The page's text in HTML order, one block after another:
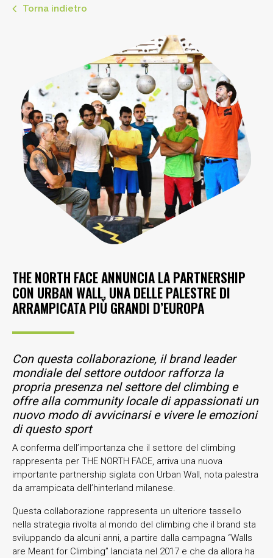
Torna indietro
THE NORTH FACE ANNUNCIA LA PARTNERSHIP
CON URBAN WALL, UNA DELLE PALESTRE DI
ARRAMPICATA PIÙ GRANDI D’EUROPA
Con questa collaborazione, il brand leader
mondiale del settore outdoor rafforza la
propria presenza nel settore del climbing e
offre alla community locale di appassionati un
nuovo modo di avvicinarsi e vivere le emozioni
di questo sport
A conferma dell’importanza che il settore del climbing
rappresenta per THE NORTH FACE, arriva una nuova
importante partnership siglata con Urban Wall, nota palestra
da arrampicata dell’hinterland milanese.
Questa collaborazione rappresenta un ulteriore tassello
nella strategia rivolta al mondo del climbing che il brand sta
sviluppando da alcuni anni, a partire dalla campagna “Walls
are Meant for Climbing” lanciata nel 2017 e che da allora ha